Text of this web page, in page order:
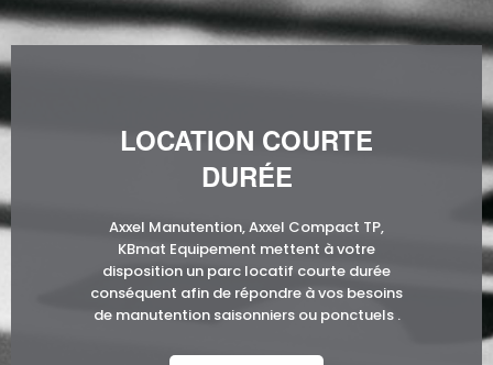
LOCATION COURTE
DURÉE
Axxel Manutention, Axxel Compact TP,
KBmat Equipement mettent à votre
disposition un parc locatif courte durée
conséquent afin de répondre à vos besoins
de manutention saisonniers ou ponctuels .